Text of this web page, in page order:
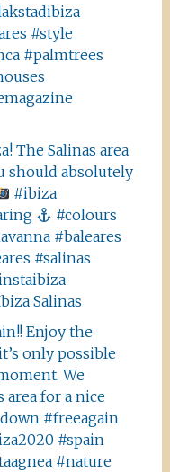
#style
#palmtrees
The Salinas area
should absolutely
#ibiza
#colours
#baleares
#salinas
Salinas
Enjoy the
only possible
We
area for a nice
#freeagain
#spain
#nature